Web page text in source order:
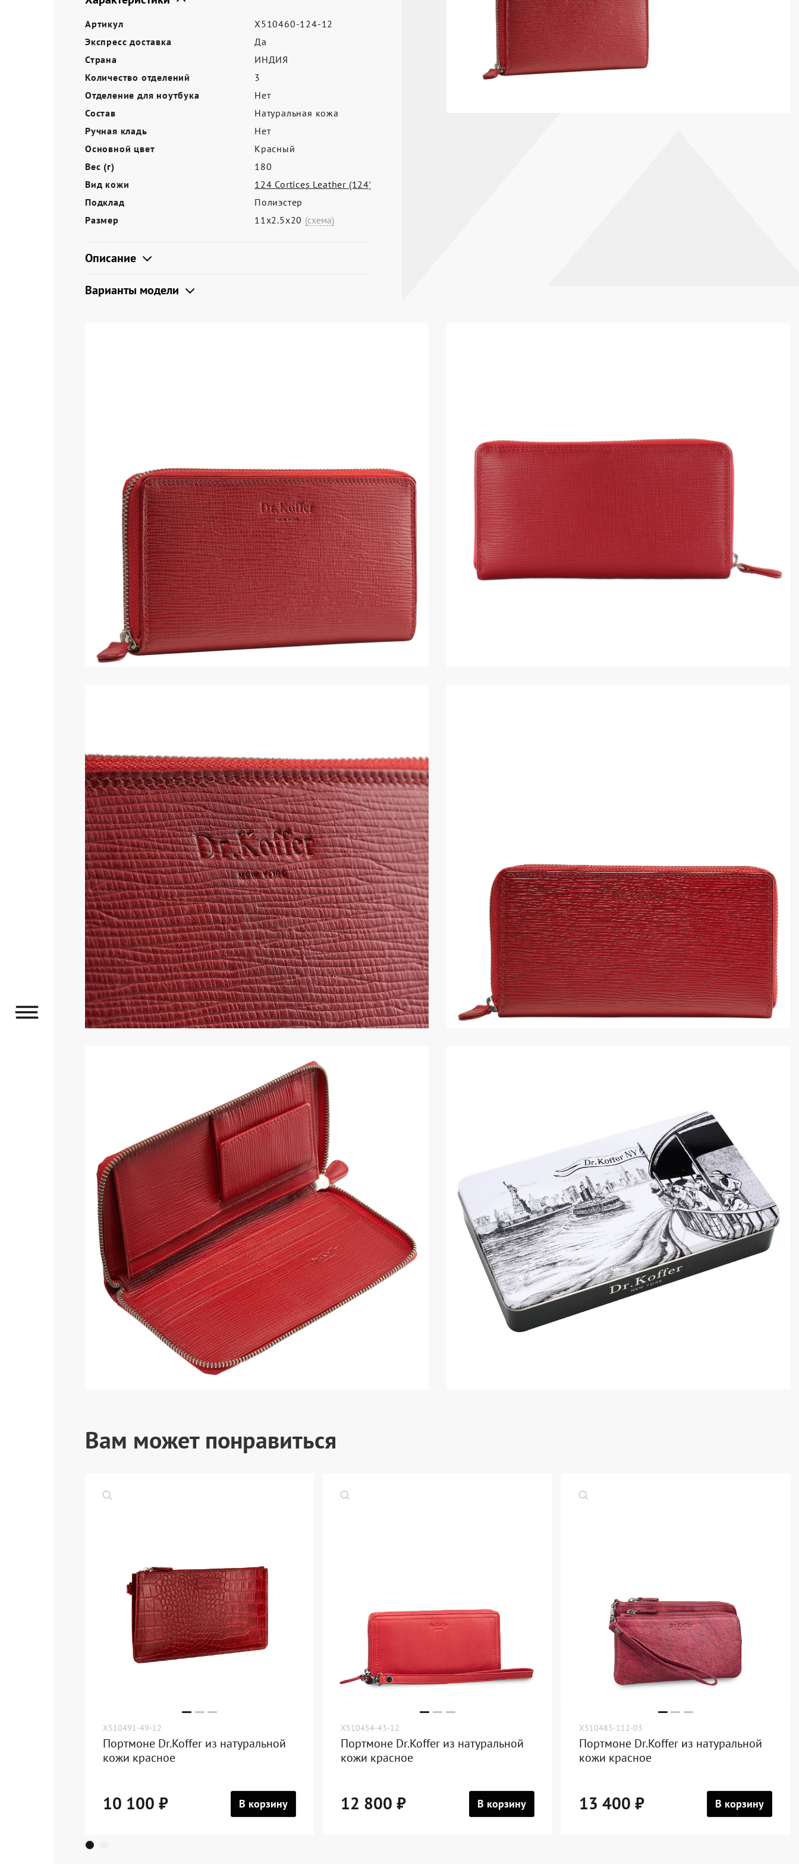
Акции
Артикул
X510460-124-12
Экспресс доставка
Да
Страна
ИНДИЯ
Количество отделений
3
Отделение для ноутбука
Нет
Состав
Натуральная кожа
Ручная кладь
Нет
Основной цвет
Красный
Вес (г)
180
Вид кожи
124 Cortices Leather (124)
Подклад
Полиэстер
Размер
11х2.5х20 (схема)
Описание
Варианты модели
Вам может понравиться
X510491-49-12
Портмоне Dr.Koffer из натуральной
кожи красное
10 100 ₽ В корзину
X510454-43-12
Портмоне Dr.Koffer из натуральной
кожи красное
12 800 ₽ В корзину
X510483-112-03
Портмоне Dr.Koffer из натуральной
кожи красное
13 400 ₽ В корзину